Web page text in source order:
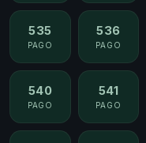
535
PAGO
536
PAGO
540
PAGO
541
PAGO